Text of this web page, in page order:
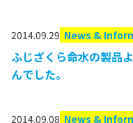
2014.09.29 News &
ふじざくら命水の製品
んでした。
2014.09.08 News &